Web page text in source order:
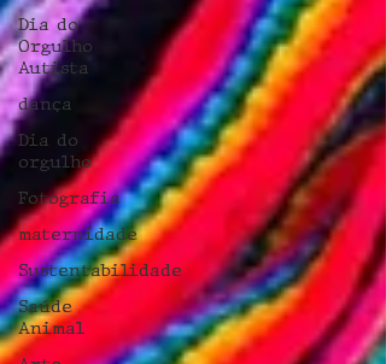
Dia do
Orgulho
Autista
dança
Dia do
orgulho
Fotografia
maternidade
Sustentabilidade
Saúde
Animal